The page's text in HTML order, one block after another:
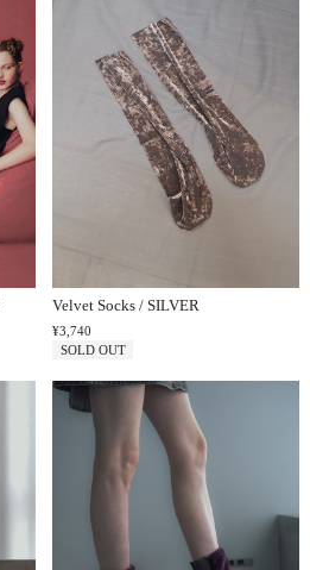
Velvet Socks / SILVER
¥3,740
SOLD OUT